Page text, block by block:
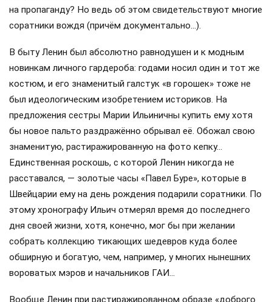
на пропаганду? Но ведь об этом свидетельствуют многие
соратники вождя (причём документально…).
В быту Ленин был абсолютно равнодушен и к модным
новинкам личного гардероба: годами носил один и тот же
костюм, и его знаменитый галстук «в горошек» тоже не
был идеологическим изобретением историков. На
предложения сестры Марии Ильиничны купить ему хотя
бы новое пальто раздражённо обрывал её. Обожал свою
знаменитую, растиражированную на фото кепку…
Единственная роскошь, с которой Ленин никогда не
расставался, — золотые часы «Павел Буре», которые в
Швейцарии ему на день рождения подарили соратники. По
этому хронографу Ильич отмерял время до последнего
дня своей жизни, хотя, конечно, мог бы при желании
собрать коллекцию тикающих шедевров куда более
обширную и богатую, чем, например, у многих нынешних
вороватых мэров и начальников ГАИ…
Вообще Ленин при растиражированном образе «доброго